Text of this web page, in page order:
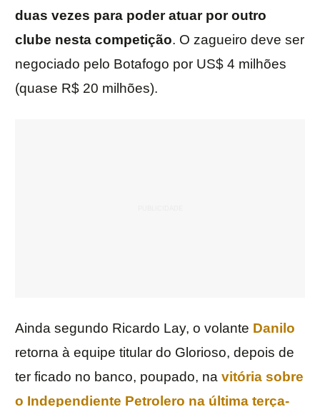
duas vezes para poder atuar por outro
clube nesta competição. O zagueiro deve ser
negociado pelo Botafogo por US$ 4 milhões
(quase R$ 20 milhões).
Ainda segundo Ricardo Lay, o volante Danilo
retorna à equipe titular do Glorioso, depois de
ter ficado no banco, poupado, na vitória sobre
o Independiente Petrolero na última terça-